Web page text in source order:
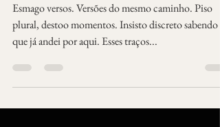
16 de dez. de 2016
2 min de leitura
Desencontro
Esmago versos. Versões do mesmo caminho. Piso
plural, destoo momentos. Insisto discreto sabendo